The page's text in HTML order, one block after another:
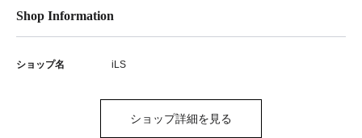
Shop Information
ショップ名 iLS
ショップ詳細を見る